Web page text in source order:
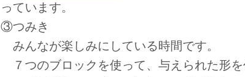
っています。
③つみき
みんなが楽しみにしている時間です。
７つのブロックを使って、与えられた形を